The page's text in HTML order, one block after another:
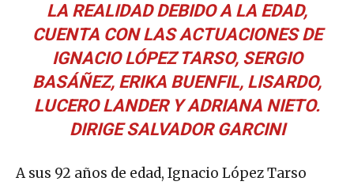
LA REALIDAD DEBIDO A LA EDAD,
CUENTA CON LAS ACTUACIONES DE
IGNACIO LÓPEZ TARSO, SERGIO
BASÁÑEZ, ERIKA BUENFIL, LISARDO,
LUCERO LANDER Y ADRIANA NIETO.
DIRIGE SALVADOR GARCINI
A sus 92 años de edad, Ignacio López Tarso